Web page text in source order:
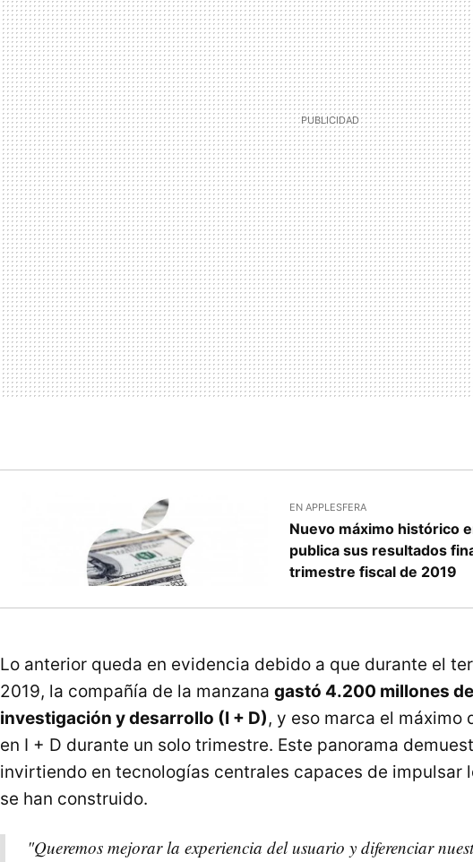
EN APPLESFERA
Nuevo máximo histórico
publica sus resultados
trimestre fiscal de 2019
Lo anterior queda en evidencia debido a que durante el
2019, la compañía de la manzana gastó 4.200 millones
investigación y desarrollo (I + D), y eso marca el máximo
en I + D durante un solo trimestre. Este panorama
invirtiendo en tecnologías centrales capaces de impulsar
se han construido.
"Queremos mejorar la experiencia del usuario y diferenciar